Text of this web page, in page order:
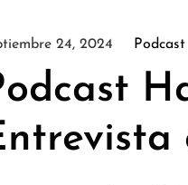
24, 2024 Podcast